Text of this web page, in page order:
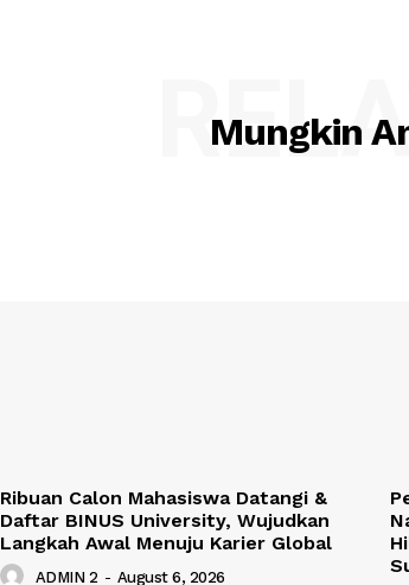
Mungkin
Ribuan Calon Mahasiswa Datangi &
Daftar BINUS University, Wujudkan
Langkah Awal Menuju Karier Global
ADMIN 2 - August 6, 2026